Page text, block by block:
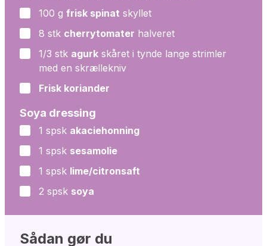
▢
100 g frisk spinat skyllet
▢
8 stk cherrytomater halveret
▢
1/3 stk agurk skåret i tynde lange strimler
med en skrællekniv
▢
Frisk koriander
Soya dressing
▢
1 spsk akaciehonning
▢
1 spsk sesamolie
▢
1 spsk lime/citronsaft
▢
2 spsk soya
Sådan gør du